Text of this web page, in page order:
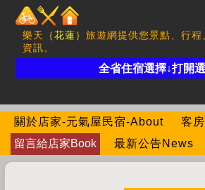
樂天｛花蓮｝旅遊網提供您景點、行
資訊。
全省住宿選擇↓打開
關於店家-元氣屋民宿-About
客
留言給店家Book
最新公告News